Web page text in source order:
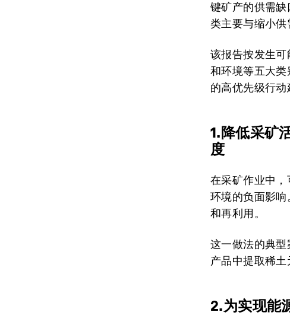
键矿产的供需
类主要与缩小供
该报告按发生
和环境等五大
的高优先级行动
1.降低采矿
度
在采矿作业中
环境的负面影
和再利用。
这一做法的典型
产品中提取稀土
2.为实现能